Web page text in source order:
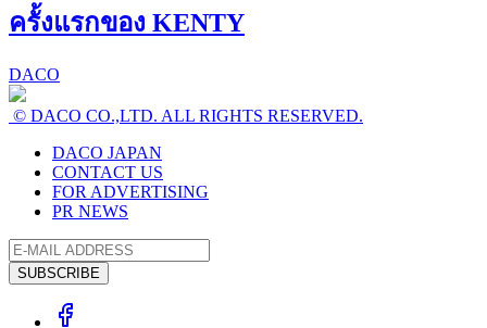
ครั้งแรกของ KENTY
DACO
© DACO CO.,LTD. ALL RIGHTS RESERVED.
DACO JAPAN
CONTACT US
FOR ADVERTISING
PR NEWS